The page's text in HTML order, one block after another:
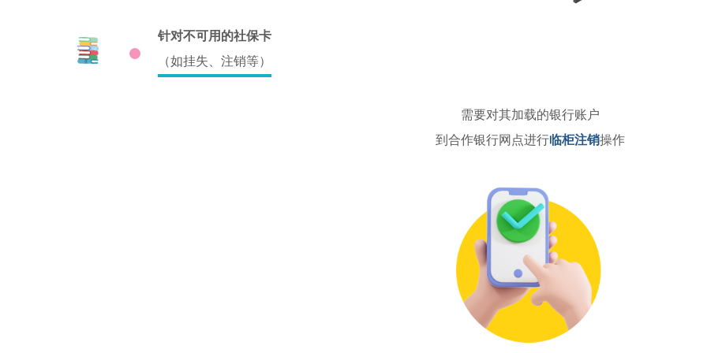
针对不可用的社保卡
（如挂失、注销等）
需要对其加载的银行账户
到合作银行网点进行临柜注销操作